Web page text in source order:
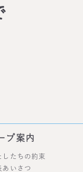
プ案内
したちの約束
あいさつ